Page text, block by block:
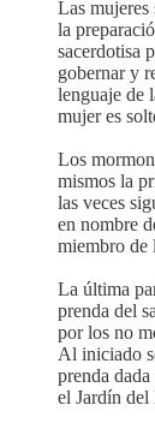
Las mujeres
la
sacerdotisa
gobernar y
lenguaje de
mujer es
Los
mismos la
las veces
en nombre
miembro de
La última
prenda del
por los no
Al iniciado
prenda
el Jardín del